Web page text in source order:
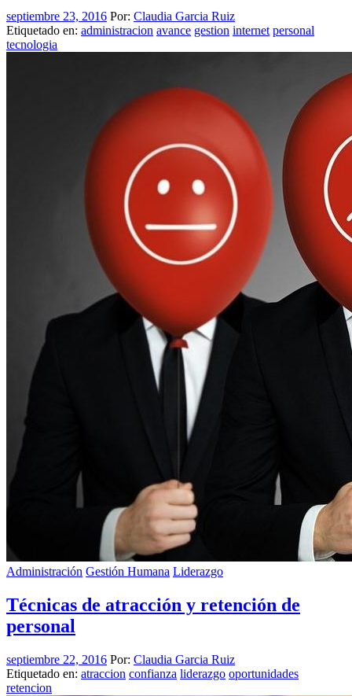
septiembre 23, 2016 Por: Claudia Garcia Ruiz
Etiquetado en: administracion avance gestion internet personal
tecnologia
Administración Gestión Humana Liderazgo
Técnicas de atracción y retención de
personal
septiembre 22, 2016 Por: Claudia Garcia Ruiz
Etiquetado en: atraccion confianza liderazgo oportunidades
retencion